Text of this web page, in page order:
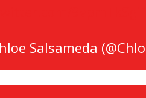
Salsameda